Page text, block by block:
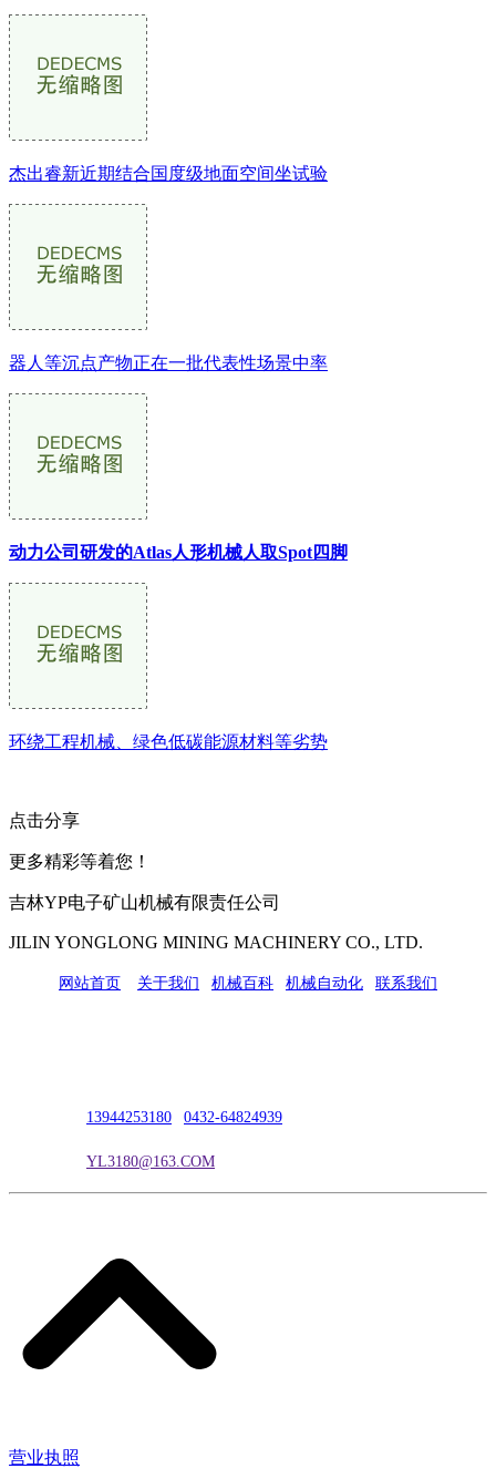
杰出睿新近期结合国度级地面空间坐试验
器人等沉点产物正在一批代表性场景中率
动力公司研发的Atlas人形机械人取Spot四脚
环绕工程机械、绿色低碳能源材料等劣势
点击分享
更多精彩等着您！
吉林YP电子矿山机械有限责任公司
JILIN YONGLONG MINING MACHINERY CO., LTD.
网站首页 关于我们 机械百科 机械自动化 联系我们
13944253180 0432-64824939
YL3180@163.COM
营业执照